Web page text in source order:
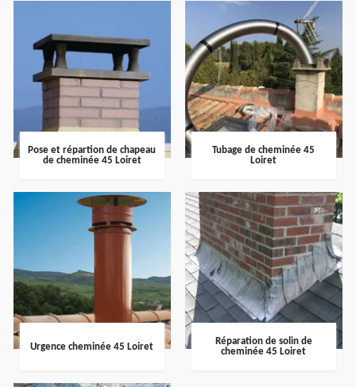
Pose et répartion de chapeau
de cheminée 45 Loiret
Tubage de cheminée 45
Loiret
Urgence cheminée 45 Loiret
Réparation de solin de
cheminée 45 Loiret